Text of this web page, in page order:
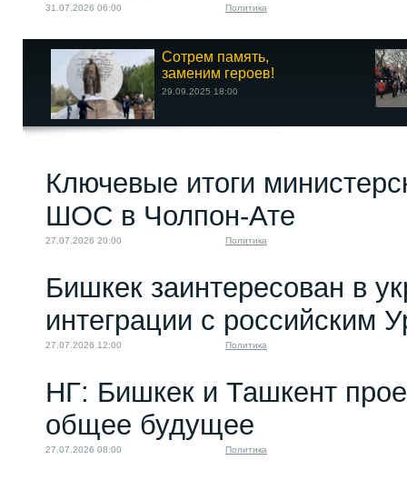
31.07.2026 06:00 Политика
Сотрем память,
заменим героев!
29.09.2025 18:00
Ключевые итоги
ШОС в Чолпон-Ате
27.07.2026 20:00 Политика
Бишкек заинтересован в
интеграции с российским
27.07.2026 12:00 Политика
НГ: Бишкек и Ташкент
общее будущее
27.07.2026 08:00 Политика